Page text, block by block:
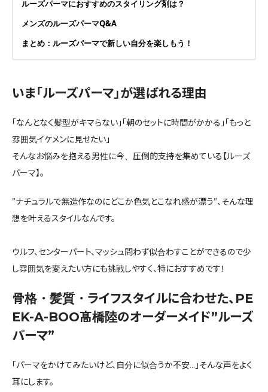
ルーズパーマにおすすめのスタイリング剤は？
メンズのルーズパーマQ&A
まとめ：ルーズパーマで新しい自分を楽しもう！
いま「ルーズパーマ」が選ばれる理由
「なんとなく髪型がキマらない」「朝のセットに時間がかかる」「もっと
雰囲気イケメンに見せたい」
そんなお悩みを抱える男性に今、圧倒的支持を集めている【ルーズ
パーマ】。
”ナチュラルで無造作なのにどこか色気とこなれ感が漂う”、そんな理
想を叶えるスタイルなんです。
ウルフ、センターパート、マッシュ問わず似合わすことができるので少
し雰囲気を変えたい方にも挑戦しやすく、特におすすめです！
骨格・髪質・ライフスタイルに合わせた、PE
EK-A-BOO髙橋陸のオーダーメイド”ルーズ
パーマ”
「パーマをかけてみたいけど、自分に似合うか不安…」そんな声をよく
耳にします。